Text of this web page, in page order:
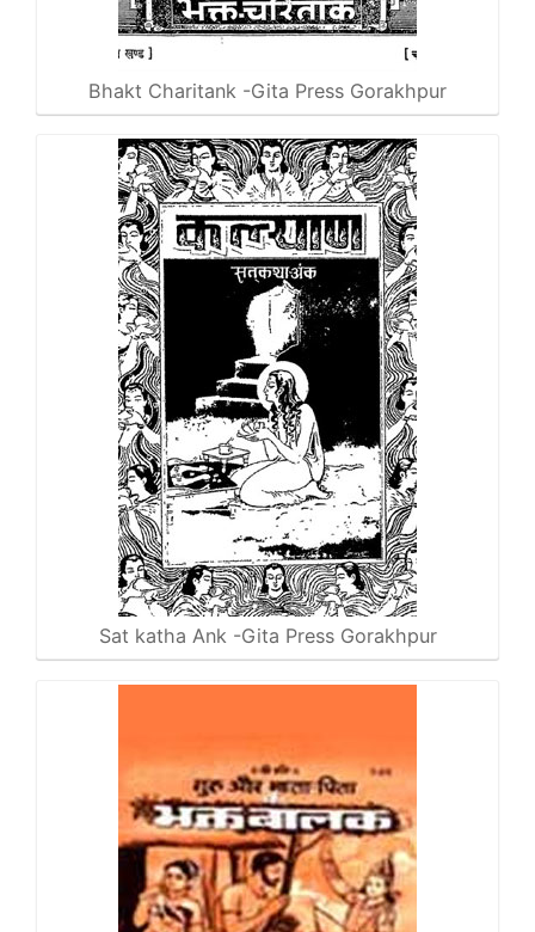
Bhakt Charitank -Gita Press Gorakhpur
Sat katha Ank -Gita Press Gorakhpur